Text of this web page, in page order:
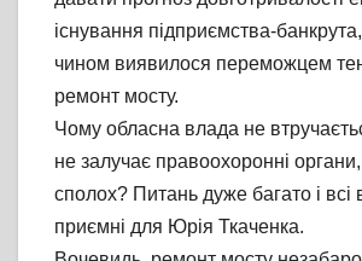
існування підприємства-
чином виявилося переможцем
ремонт мосту.
Чому обласна влада не
не залучає правоохоронні
сполох? Питань дуже багато і
приємні для Юрія Ткаченка.